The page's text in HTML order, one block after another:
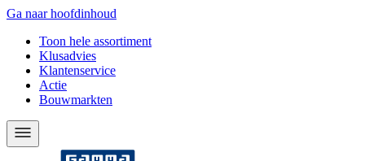
Ga naar hoofdinhoud
Toon hele assortiment
Klusadvies
Klantenservice
Actie
Bouwmarkten